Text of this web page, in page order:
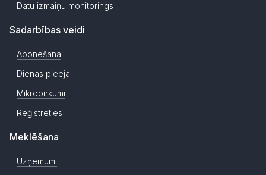
Datu izmaiņu monitorings
Sadarbības veidi
Abonēšana
Dienas pieeja
Mikropirkumi
Reģistrēties
Meklēšana
Uzņēmumi